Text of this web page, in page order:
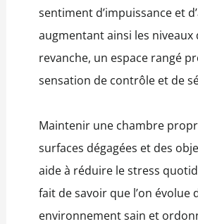
sentiment d’impuissance et
augmentant ainsi les niveaux
revanche, un espace rangé
sensation de contrôle et de
Maintenir une chambre
surfaces dégagées et des
aide à réduire le stress
fait de savoir que l’on évolue
environnement sain et